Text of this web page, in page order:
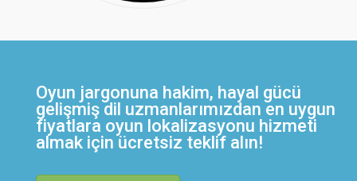
Oyun jargonuna hakim, hayal gücü
gelişmiş dil uzmanlarımızdan en uygun
fiyatlara oyun lokalizasyonu hizmeti
almak için ücretsiz teklif alın!